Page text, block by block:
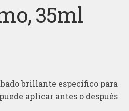
35ml
brillante específico para
aplicar antes o después